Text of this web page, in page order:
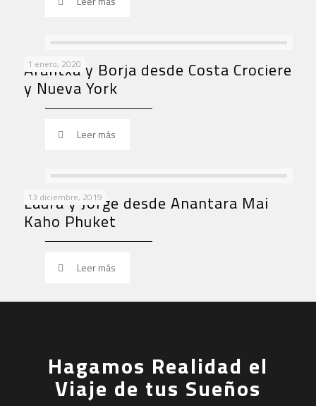
1 enero, 2020
Arantxa y Borja desde Costa Crociere
y Nueva York
Leer más
13 diciembre, 2019
Laura y Jorge desde Anantara Mai
Kaho Phuket
Leer más
Hagamos Realidad el
Viaje de tus Sueños